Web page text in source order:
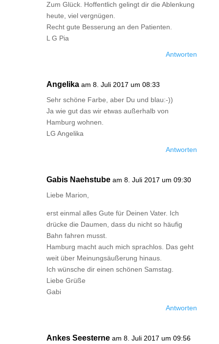
Zum Glück. Hoffentlich gelingt dir die Ablenkung
heute, viel vergnügen.
Recht gute Besserung an den Patienten.
L G Pia
Antworten
Angelika am 8. Juli 2017 um 08:33
Sehr schöne Farbe, aber Du und blau:-))
Ja wie gut das wir etwas außerhalb von
Hamburg wohnen.
LG Angelika
Antworten
Gabis Naehstube am 8. Juli 2017 um 09:30
Liebe Marion,
erst einmal alles Gute für Deinen Vater. Ich
drücke die Daumen, dass du nicht so häufig
Bahn fahren musst.
Hamburg macht auch mich sprachlos. Das geht
weit über Meinungsäußerung hinaus.
Ich wünsche dir einen schönen Samstag.
Liebe Grüße
Gabi
Antworten
Ankes Seesterne am 8. Juli 2017 um 09:56